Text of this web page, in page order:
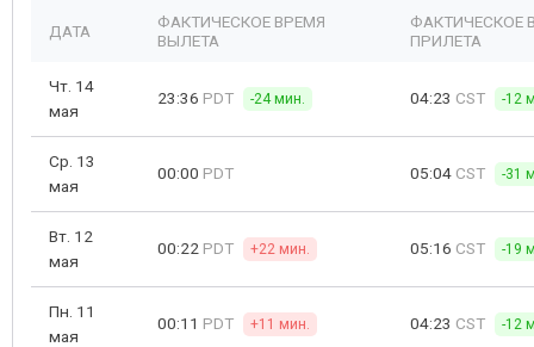
ДАТА
ФАКТИЧЕСКОЕ ВРЕМЯ
ВЫЛЕТА
ФАКТИЧЕСКОЕ
ПРИЛЕТА
Чт. 14
мая
23:36 PDT -24 мин. 04:23 CST -12
Ср. 13
мая
00:00 PDT 05:04 CST -31
Вт. 12
мая
00:22 PDT +22 мин. 05:16 CST -19
Пн. 11
мая
00:11 PDT +11 мин. 04:23 CST -12